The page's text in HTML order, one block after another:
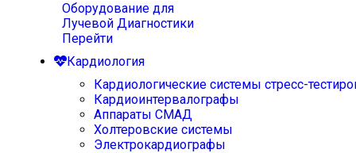
Оборудование для
Лучевой Диагностики
Перейти
Кардиология
Кардиологические системы стресс-
Кардиоинтервалографы
Аппараты СМАД
Холтеровские системы
Электрокардиографы